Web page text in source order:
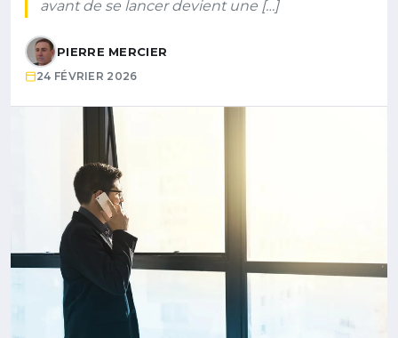
avant de se lancer devient une […]
PIERRE MERCIER
24 FÉVRIER 2026